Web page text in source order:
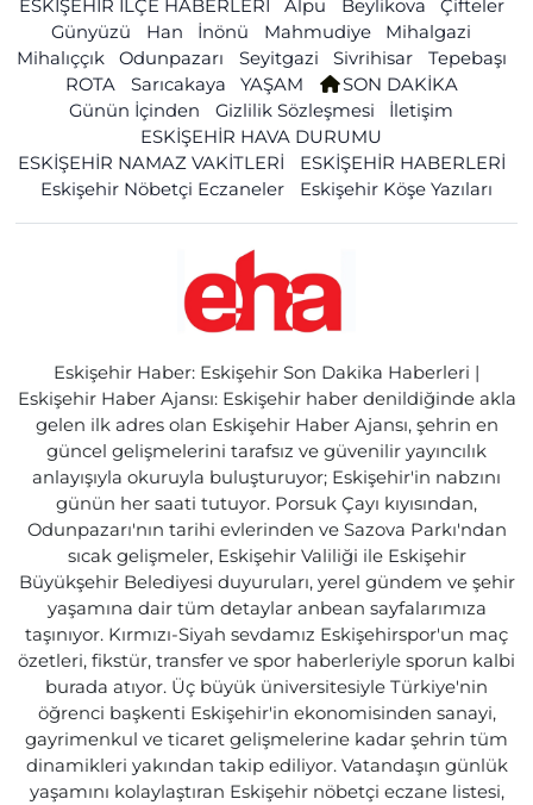
ESKİŞEHİR İLÇE HABERLERİ Alpu Beylikova
Çifteler
Günyüzü
Han İnönü Mahmudiye
Mihalgazi
Mihalıççık
Odunpazarı Seyitgazi Sivrihisar
Tepebaşı
ROTA
Sarıcakaya YAŞAM
SON DAKİKA
Günün İçinden
Gizlilik Sözleşmesi
İletişim
ESKİŞEHİR HAVA DURUMU
ESKİŞEHİR NAMAZ VAKİTLERİ
ESKİŞEHİR HABERLERİ
Eskişehir Nöbetçi Eczaneler
Eskişehir Köşe Yazıları
Eskişehir Haber: Eskişehir Son Dakika Haberleri |
Eskişehir Haber Ajansı: Eskişehir haber denildiğinde akla
gelen ilk adres olan Eskişehir Haber Ajansı, şehrin en
güncel gelişmelerini tarafsız ve güvenilir yayıncılık
anlayışıyla okuruyla buluşturuyor; Eskişehir'in nabzını
günün her saati tutuyor. Porsuk Çayı kıyısından,
Odunpazarı'nın tarihi evlerinden ve Sazova Parkı'ndan
sıcak gelişmeler, Eskişehir Valiliği ile Eskişehir
Büyükşehir Belediyesi duyuruları, yerel gündem ve şehir
yaşamına dair tüm detaylar anbean sayfalarımıza
taşınıyor. Kırmızı-Siyah sevdamız Eskişehirspor'un maç
özetleri, fikstür, transfer ve spor haberleriyle sporun kalbi
burada atıyor. Üç büyük üniversitesiyle Türkiye'nin
öğrenci başkenti Eskişehir'in ekonomisinden sanayi,
gayrimenkul ve ticaret gelişmelerine kadar şehrin tüm
dinamikleri yakından takip ediliyor. Vatandaşın günlük
yaşamını kolaylaştıran Eskişehir nöbetçi eczane listesi,